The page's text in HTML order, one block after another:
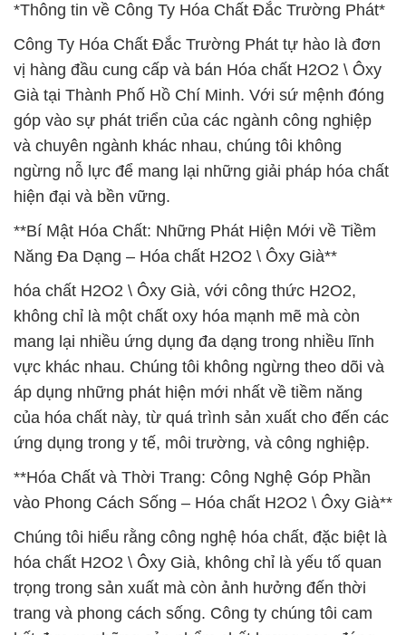
*Thông tin về Công Ty Hóa Chất Đắc Trường Phát*
Công Ty Hóa Chất Đắc Trường Phát tự hào là đơn
vị hàng đầu cung cấp và bán Hóa chất H2O2 \ Ôxy
Già tại Thành Phố Hồ Chí Minh. Với sứ mệnh đóng
góp vào sự phát triển của các ngành công nghiệp
và chuyên ngành khác nhau, chúng tôi không
ngừng nỗ lực để mang lại những giải pháp hóa chất
hiện đại và bền vững.
**Bí Mật Hóa Chất: Những Phát Hiện Mới về Tiềm
Năng Đa Dạng – Hóa chất H2O2 \ Ôxy Già**
hóa chất H2O2 \ Ôxy Già, với công thức H2O2,
không chỉ là một chất oxy hóa mạnh mẽ mà còn
mang lại nhiều ứng dụng đa dạng trong nhiều lĩnh
vực khác nhau. Chúng tôi không ngừng theo dõi và
áp dụng những phát hiện mới nhất về tiềm năng
của hóa chất này, từ quá trình sản xuất cho đến các
ứng dụng trong y tế, môi trường, và công nghiệp.
**Hóa Chất và Thời Trang: Công Nghệ Góp Phần
vào Phong Cách Sống – Hóa chất H2O2 \ Ôxy Già**
Chúng tôi hiểu rằng công nghệ hóa chất, đặc biệt là
hóa chất H2O2 \ Ôxy Già, không chỉ là yếu tố quan
trọng trong sản xuất mà còn ảnh hưởng đến thời
trang và phong cách sống. Công ty chúng tôi cam